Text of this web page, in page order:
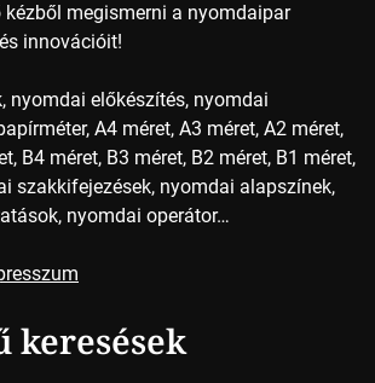
kézből megismerni a nyomdaipar
innovációit!
nyomdai előkészítés, nyomdai
A4 méret, A3 méret, A2 méret,
B4 méret, B3 méret, B2 méret, B1 méret,
szakkifejezések, nyomdai alapszínek,
nyomdai operátor…
keresések